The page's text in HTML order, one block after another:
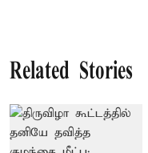
Related Stories